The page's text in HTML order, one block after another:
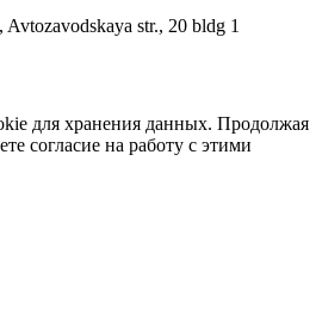
str., 20 bldg 1
для хранения данных. Продолжая
согласие на работу с этими